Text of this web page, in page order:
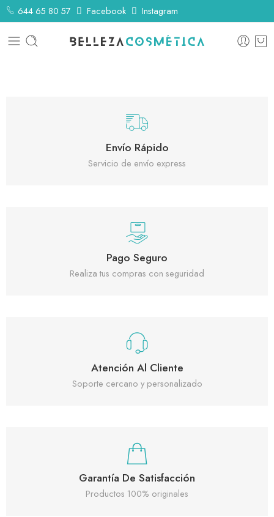
644 65 80 57 Facebook Instagram
Envío Rápido
Servicio de envío express
Pago Seguro
Realiza tus compras con seguridad
Atención Al Cliente
Soporte cercano y personalizado
Garantía De Satisfacción
Productos 100% originales